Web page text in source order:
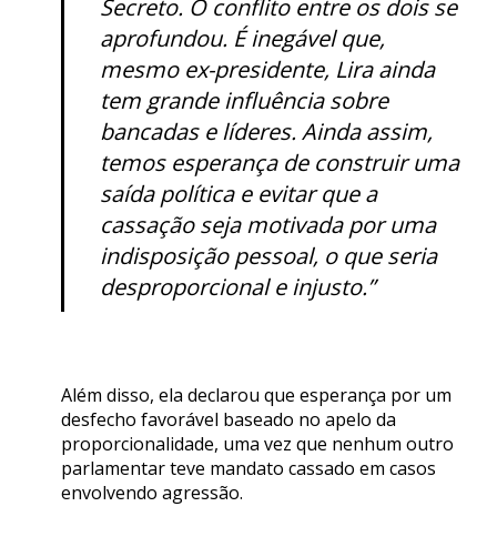
Secreto. O conflito entre os dois se
aprofundou. É inegável que,
mesmo ex-presidente, Lira ainda
tem grande influência sobre
bancadas e líderes. Ainda assim,
temos esperança de construir uma
saída política e evitar que a
cassação seja motivada por uma
indisposição pessoal, o que seria
desproporcional e injusto.”
Além disso, ela declarou que esperança por um
desfecho favorável baseado no apelo da
proporcionalidade, uma vez que nenhum outro
parlamentar teve mandato cassado em casos
envolvendo agressão.